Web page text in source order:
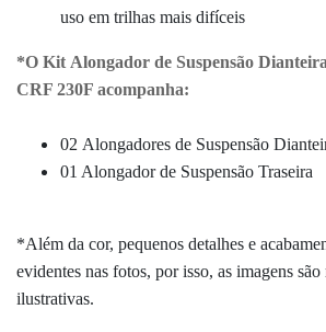
uso em trilhas mais difíceis
*O Kit Alongador de Suspensão
CRF 230F acompanha:
02 Alongadores de Suspensão
01 Alongadorde Suspensão Traseira
*Além da cor, pequenos detalhes e
evidentes nas fotos, por isso, as imagens são
ilustrativas.